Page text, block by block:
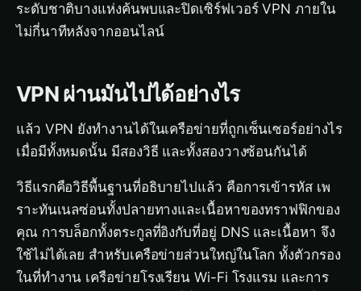
ระดับชาติบางแห่งค้นพบและปิดเซิร์ฟเวอร์ VPN ภายใน
ไม่กี่นาทีหลังจากออนไลน์
VPN ผ่านมันไปได้อย่างไร
แล้ว VPN ยังทำงานได้ในเครือข่ายที่ถูกเซ็นเซอร์อย่างไร
เมื่อมีทั้งหมดนั้น มีสองวิธี และทั้งสองวางซ้อนกันได้
วิธีแรกคือวิธีพื้นฐานที่อธิบายไปแล้ว คือการเข้ารหัส เพ
ราะทันเนลซ่อนทั้งปลายทางและเนื้อหาของทราฟฟิกของ
คุณ การบล็อกทั้งตระกูลที่อิงกับที่อยู่ DNS และเนื้อหา จึง
ใช้ไม่ได้เลย สำหรับเครือข่ายส่วนใหญ่ในโลก ทั้งตัวกรอง
ในที่ทำงาน เครือข่ายโรงเรียน Wi-Fi โรงแรม และการ